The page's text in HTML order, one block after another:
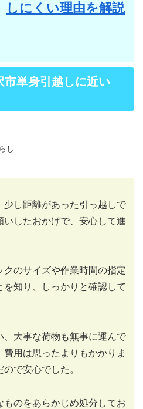
しにくい理由を解説
市単身引越しに近い
し
し距離があった引っ越しで
いしたおかげで、安心して進
クのサイズや作業時間の指定
知り、しっかりと確認して
大事な荷物も無事に運んで
用は思ったよりもかかりま
で安心でした。
のをあらかじめ処分してお